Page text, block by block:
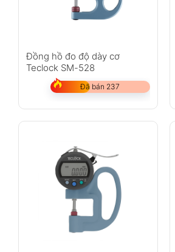
Đồng hồ đo độ dày cơ
Teclock SM-528
Đã bán 237